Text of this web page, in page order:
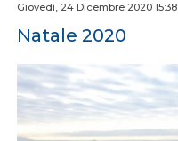
Giovedì, 24 Dicembre 2020 15:38
Natale 2020